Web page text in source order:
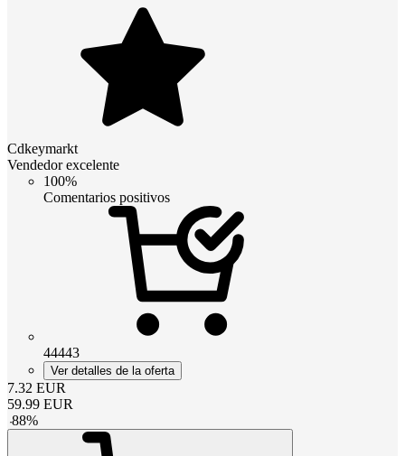
Cdkeymarkt
Vendedor excelente
100%
Comentarios positivos
44443
Ver detalles de la oferta
7.32 EUR
59.99 EUR
-88%